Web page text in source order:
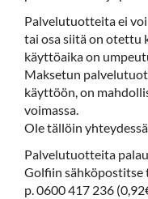
Palvelutuotteita ei
tai osa siitä on otettu
käyttöaika on
Maksetun
käyttöön, on
voimassa.
Ole tällöin
Palvelutuotteita
Golfiin sähköpostitse
p. 0600 417 236